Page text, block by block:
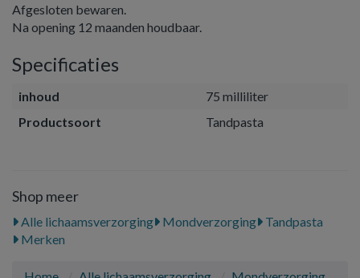
Afgesloten bewaren.
Na opening 12 maanden houdbaar.
Specificaties
inhoud
75 milliliter
Productsoort
Tandpasta
Shop meer
Alle lichaamsverzorging Mondverzorging
Tandpasta
Merken